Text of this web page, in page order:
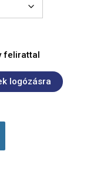
felirattal
logózásra